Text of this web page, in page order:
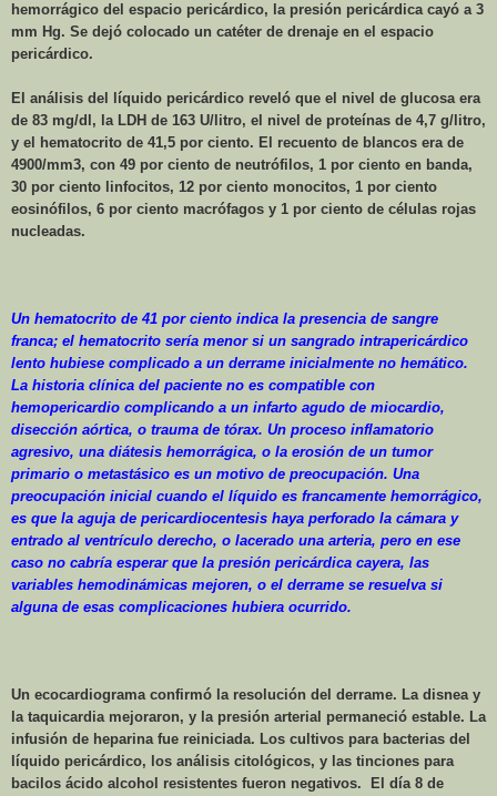
hemorrágico del espacio pericárdico, la presión pericárdica cayó a 3
mm Hg. Se dejó colocado un catéter de drenaje en el espacio
pericárdico.
El análisis del líquido pericárdico reveló que el nivel de glucosa era
de 83 mg/dl, la LDH de 163 U/litro, el nivel de proteínas de 4,7 g/litro,
y el hematocrito de 41,5 por ciento. El recuento de blancos era de
4900/mm3, con 49 por ciento de neutrófilos, 1 por ciento en banda,
30 por ciento linfocitos, 12 por ciento monocitos, 1 por ciento
eosinófilos, 6 por ciento macrófagos y 1 por ciento de células rojas
nucleadas.
Un hematocrito de 41 por ciento indica la presencia de sangre
franca; el hematocrito sería menor si un sangrado intrapericárdico
lento hubiese complicado a un derrame inicialmente no hemático.
La historia clínica del paciente no es compatible con
hemopericardio complicando a un infarto agudo de miocardio,
disección aórtica, o trauma de tórax. Un proceso inflamatorio
agresivo, una diátesis hemorrágica, o la erosión de un tumor
primario o metastásico es un motivo de preocupación. Una
preocupación inicial cuando el líquido es francamente hemorrágico,
es que la aguja de pericardiocentesis haya perforado la cámara y
entrado al ventrículo derecho, o lacerado una arteria, pero en ese
caso no cabría esperar que la presión pericárdica cayera, las
variables hemodinámicas mejoren, o el derrame se resuelva si
alguna de esas complicaciones hubiera ocurrido.
Un ecocardiograma confirmó la resolución del derrame. La disnea y
la taquicardia mejoraron, y la presión arterial permaneció estable. La
infusión de heparina fue reiniciada. Los cultivos para bacterias del
líquido pericárdico, los análisis citológicos, y las tinciones para
bacilos ácido alcohol resistentes fueron negativos.
El día 8 de